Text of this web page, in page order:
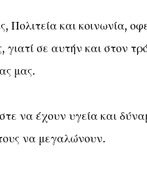
Πολιτεία και κοινωνία,
γιατί σε αυτήν και στον
μας.
να έχουν υγεία και
να μεγαλώνουν.